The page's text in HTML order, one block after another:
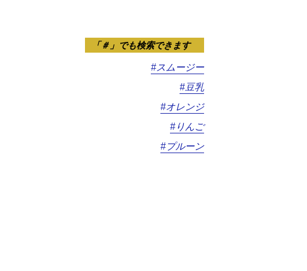
「＃」でも検索できます
#スムージー
#豆乳
#オレンジ
#りんご
#プルーン